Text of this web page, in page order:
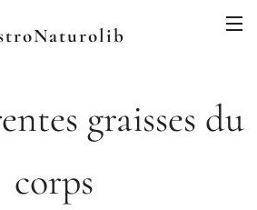
graisses du
corps